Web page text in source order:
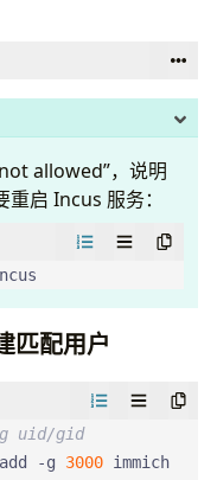
"both 3000
allowed”，说明
启 Incus 服务：
匹配用户
uid/gid
-g 3000